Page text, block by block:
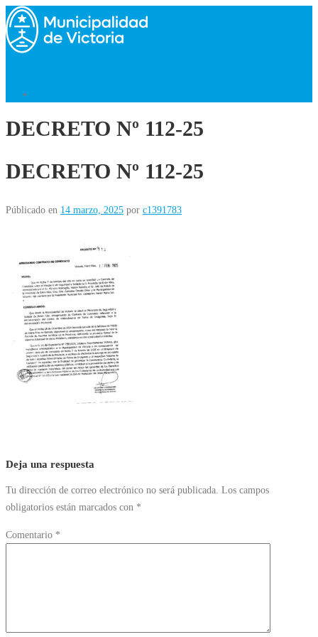
Saltar
al
contenido
DECRETO Nº 112-25
DECRETO Nº 112-25
Públicado en 14 marzo, 2025 por c1391783
Deja una respuesta
Tu dirección de correo electrónico no será publicada. Los campos
obligatorios están marcados con *
Comentario *